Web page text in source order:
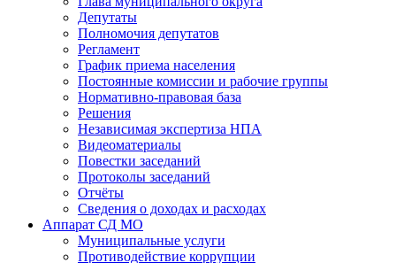
Депутаты
Полномочия депутатов
Регламент
График приема населения
Постоянные комиссии и рабочие группы
Нормативно-правовая база
Решения
Независимая экспертиза НПА
Видеоматериалы
Повестки заседаний
Протоколы заседаний
Отчёты
Сведения о доходах и расходах
Аппарат СД МО
Муниципальные услуги
Противодействие коррупции